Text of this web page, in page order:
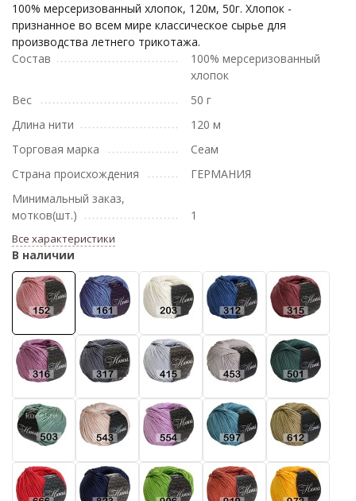
100% мерсеризованный хлопок, 120м, 50г. Хлопок -
признанное во всем мире классическое сырье для
производства летнего трикотажа.
Состав
100% мерсеризованный
хлопок
Вес
50 г
Длина нити
120 м
Торговая марка
Сеам
Страна происхождения
ГЕРМАНИЯ
Минимальный заказ,
мотков(шт.)
1
Все характеристики
В наличии